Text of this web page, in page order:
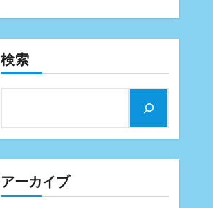
検索
アーカイブ